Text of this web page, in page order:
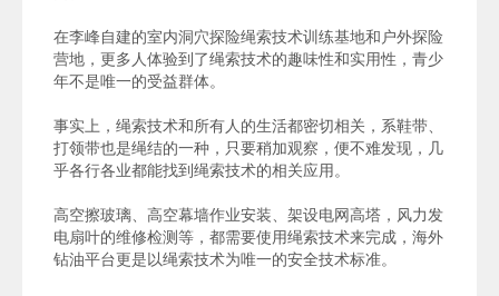
在李峰自建的室内洞穴探险绳索技术训练基地和户外探险
营地，更多人 体验到了绳索技术的趣味性和实用性， 青少
年不是唯一的受益群体。
事实上，绳索技术和所有人的生活都密切相关，系鞋带、
打领带也是绳结的一种，只要稍加观察，便不难发现，几
乎各行各业都能找到 绳索技术的相关应用。
高空擦玻璃、高空幕墙作业安装、架设电网高塔，风力发
电扇叶的维修检测等，都需要使用绳索技术来完成，海外
钻油平台更是以绳索技术为唯一的安全技术标准。